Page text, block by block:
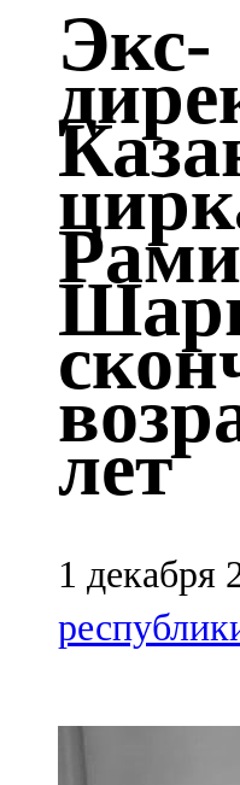
Кадыбаш
105,2 FM
Казан
91,5 FM
Кайбыч
106,1 FM
Кама
71,51 FM
Кукмара
107,9 FM
102,1 FM
Мамадыш
106,2 FM
Экс-
лет
1 декабря